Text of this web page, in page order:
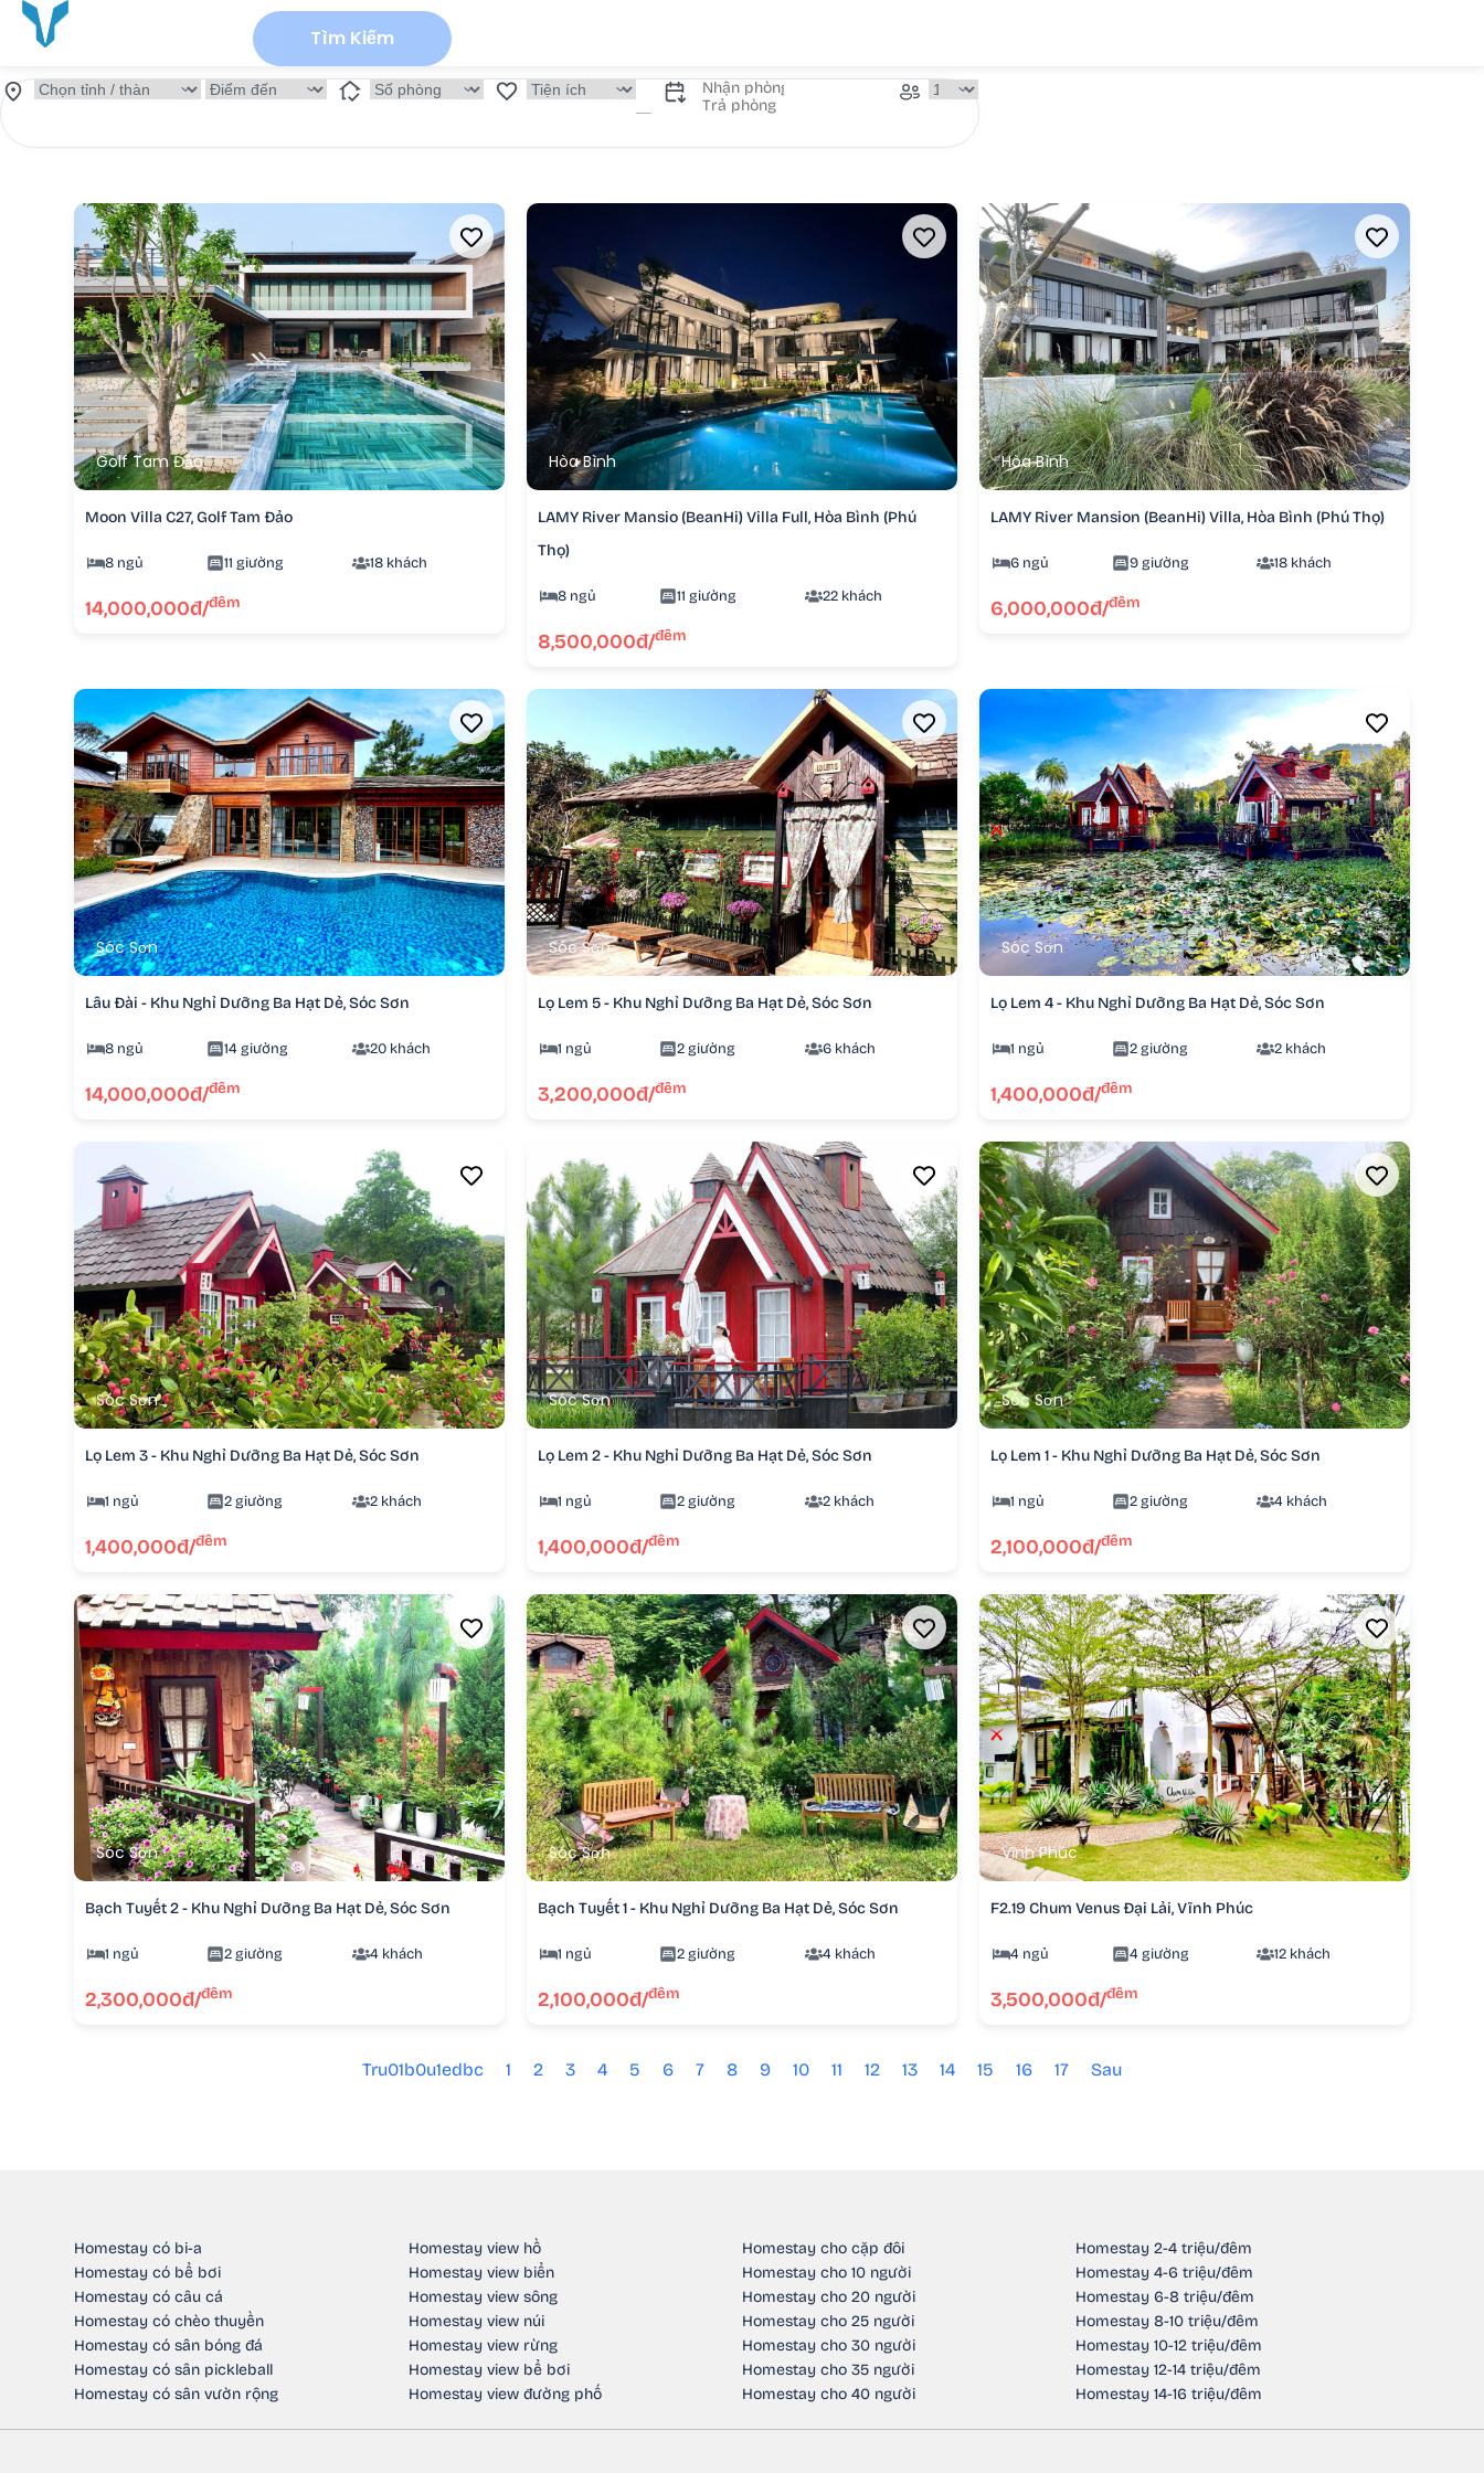
Tìm Kiếm
Golf Tam Đảo
Moon Villa C27, Golf Tam Đảo
8 ngủ 11 giường 18 khách
14,000,000đ/đêm
Hòa Bình
LAMY River Mansio (BeanHi) Villa Full, Hòa Bình (Phú
Thọ)
8 ngủ 11 giường 22 khách
8,500,000đ/đêm
Hòa Bình
LAMY River Mansion (BeanHi) Villa, Hòa Bình (Phú Thọ)
6 ngủ 9 giường 18 khách
6,000,000đ/đêm
Sóc Sơn
Lâu Đài - Khu Nghỉ Dưỡng Ba Hạt Dẻ, Sóc Sơn
8 ngủ 14 giường 20 khách
14,000,000đ/đêm
Sóc Sơn
Lọ Lem 5 - Khu Nghỉ Dưỡng Ba Hạt Dẻ, Sóc Sơn
1 ngủ 2 giường 6 khách
3,200,000đ/đêm
Sóc Sơn
Lọ Lem 4 - Khu Nghỉ Dưỡng Ba Hạt Dẻ, Sóc Sơn
1 ngủ 2 giường 2 khách
1,400,000đ/đêm
Sóc Sơn
Lọ Lem 3 - Khu Nghỉ Dưỡng Ba Hạt Dẻ, Sóc Sơn
1 ngủ 2 giường 2 khách
1,400,000đ/đêm
Sóc Sơn
Lọ Lem 2 - Khu Nghỉ Dưỡng Ba Hạt Dẻ, Sóc Sơn
1 ngủ 2 giường 2 khách
1,400,000đ/đêm
Sóc Sơn
Lọ Lem 1 - Khu Nghỉ Dưỡng Ba Hạt Dẻ, Sóc Sơn
1 ngủ 2 giường 4 khách
2,100,000đ/đêm
Sóc Sơn
Bạch Tuyết 2 - Khu Nghỉ Dưỡng Ba Hạt Dẻ, Sóc Sơn
1 ngủ 2 giường 4 khách
2,300,000đ/đêm
Sóc Sơn
Bạch Tuyết 1 - Khu Nghỉ Dưỡng Ba Hạt Dẻ, Sóc Sơn
1 ngủ 2 giường 4 khách
2,100,000đ/đêm
Vĩnh Phúc
F2.19 Chum Venus Đại Lải, Vĩnh Phúc
4 ngủ 4 giường 12 khách
3,500,000đ/đêm
Tru01b0u1edbc 1 2 3 4 5 6 7 8 9 10 11 12 13 14 15 16 17 Sau
Homestay có bi-a
Homestay có bể bơi
Homestay có câu cá
Homestay có chèo thuyền
Homestay có sân bóng đá
Homestay có sân pickleball
Homestay có sân vườn rộng
Homestay view hồ
Homestay view biển
Homestay view sông
Homestay view núi
Homestay view rừng
Homestay view bể bơi
Homestay view đường phố
Homestay cho cặp đôi
Homestay cho 10 người
Homestay cho 20 người
Homestay cho 25 người
Homestay cho 30 người
Homestay cho 35 người
Homestay cho 40 người
Homestay 2-4 triệu/đêm
Homestay 4-6 triệu/đêm
Homestay 6-8 triệu/đêm
Homestay 8-10 triệu/đêm
Homestay 10-12 triệu/đêm
Homestay 12-14 triệu/đêm
Homestay 14-16 triệu/đêm